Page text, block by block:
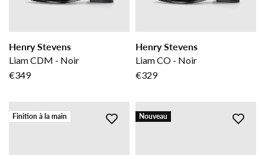
Henry Stevens
Liam CDM - Noir
€349
Henry Stevens
Liam CO - Noir
€329
Finition à la main Nouveau